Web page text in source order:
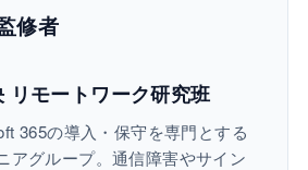
修者
リモートワーク研究班
365の導入・保守を専門とする
アグループ。通信障害やサイン